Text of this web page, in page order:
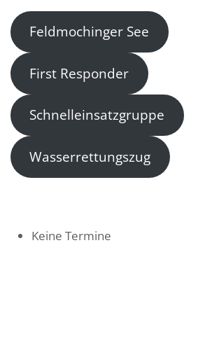
Feldmochinger See
First Responder
Schnelleinsatzgruppe
Wasserrettungszug
Keine Termine